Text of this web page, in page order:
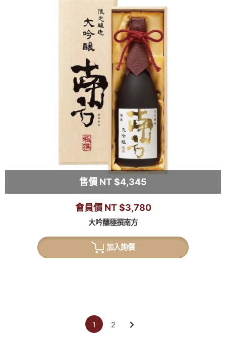
售價 NT $4,345
會員價 NT $3,780
大吟釀極撰南方
加入詢價
1 2